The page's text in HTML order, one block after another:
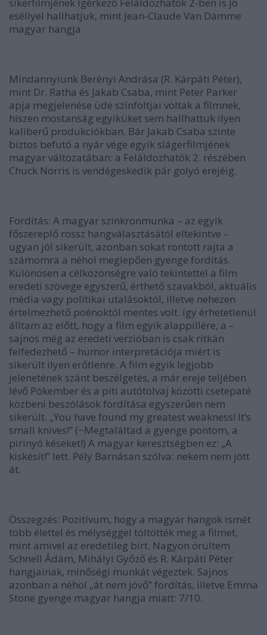
sikerfilmjének ígérkező Feláldozhatók 2-ben is jó
eséllyel hallhatjuk, mint Jean-Claude Van Damme
magyar hangja.
Mindannyiunk Berényi Andrása (R. Kárpáti Péter),
mint Dr. Ratha és Jakab Csaba, mint Peter Parker
apja megjelenése üde színfoltjai voltak a filmnek,
hiszen mostanság egyiküket sem hallhattuk ilyen
kaliberű produkciókban. Bár Jakab Csaba szinte
biztos befutó a nyár vége egyik slágerfilmjének
magyar változatában: a Feláldozhatók 2. részében
Chuck Norris is vendégeskedik pár golyó erejéig.
Fordítás: A magyar szinkronmunka – az egyik
főszereplő rossz hangválasztásától eltekintve –
ugyan jól sikerült, azonban sokat rontott rajta a
számomra a néhol meglepően gyenge fordítás.
Különösen a célközönségre való tekintettel a film
eredeti szövege egyszerű, érthető szavakból, aktuális
média vagy politikai utalásoktól, illetve nehezen
értelmezhető poénoktól mentes volt. így érhetetlenül
álltam az előtt, hogy a film egyik alappillére, a –
sajnos még az eredeti verzióban is csak ritkán
felfedezhető – humor interpretációja miért is
sikerült ilyen erőtlenre. A film egyik legjobb
jelenetének szánt beszélgetés, a már ereje teljében
lévő Pókember és a piti autótolvaj közötti csetepaté
közbeni beszólások fordítása egyszerűen nem
sikerült. „You have found my greatest weakness! It’s
small knives!” (~Megtaláltad a gyenge pontom, a
pirinyó késeket!) A magyar keresztségben ez: „A
kiskésit!” lett. Pély Barnásan szólva: nekem nem jött
át.
Összegzés: Pozitívum, hogy a magyar hangok ismét
több élettel és mélységgel töltötték meg a filmet,
mint amivel az eredetileg bírt. Nagyon örültem
Schnell Ádám, Mihályi Győző és R. Kárpáti Péter
hangjainak, minőségi munkát végeztek. Sajnos
azonban a néhol „át nem jövő” fordítás, illetve Emma
Stone gyenge magyar hangja miatt: 7/10.